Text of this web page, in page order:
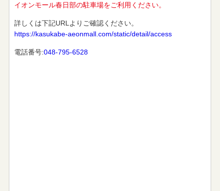
イオンモール春日部の駐車場をご利用ください。
詳しくは下記URLよりご確認ください。
https://kasukabe-aeonmall.com/static/detail/access
電話番号:048-795-6528